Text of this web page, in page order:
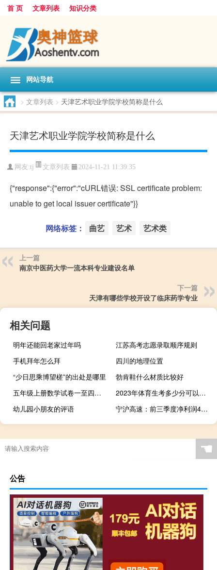
首 页 文章列表 知识分类
网站导航
> 文章列表 > 天津艺术职业学院学校简称是什么
天津艺术职业学院学校简称是什么
网友:tj 文章列表 2024-11-21 11:39:35
{"response":{"error":"cURL错误: SSL certificate problem:
unable to get local issuer certificate"}}
网络标签： 曲艺 艺术 艺术类
上一篇
南京中医药大学一流本科专业建设名单
下一篇
天津有哪些学校开设了临床药学专业
相关问题
明年还能回老家过年吗
江苏高考志愿录取顺序规则
手机拜年怎么拜
四川的地理位置
“少日思乘博望槎”的出处是哪里
勃肯鞋什么材质比较好
五年级上册数学试卷一至四单元人教版（五年级上册数学试卷一至四单元）
2023年体育生考多少分可以上本科
幼儿园小朋友的评语
宁沪高速：前三季度净利润40.37亿元 同比增长29.84%
☚
公告